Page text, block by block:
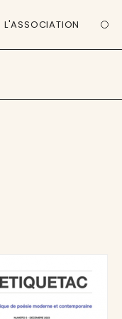
L'ASSOCIATION